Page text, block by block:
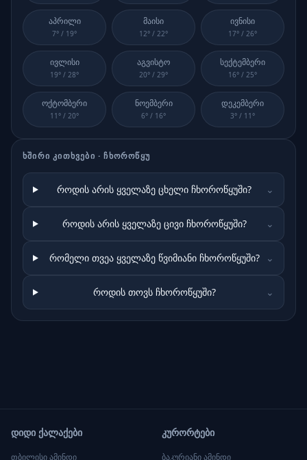
აპრილი
7° / 19°
მაისი
12° / 22°
ივნისი
17° / 26°
ივლისი
19° / 28°
აგვისტო
20° / 29°
სექტემბერი
16° / 25°
ოქტომბერი
11° / 20°
ნოემბერი
6° / 16°
დეკემბერი
3° / 11°
ᲮᲨᲘᲠᲘ ᲙᲘᲗᲮᲕᲔᲑᲘ ·ᲩᲮᲝᲠᲝᲬᲧᲣ
როდის არის ყველაზე ცხელი ჩხოროწყუში? ⌄
როდის არის ყველაზე ცივი ჩხოროწყუში? ⌄
რომელი თვეა ყველაზე წვიმიანი ჩხოროწყუში? ⌄
როდის თოვს ჩხოროწყუში? ⌄
დიდი ქალაქები
თბილისიამინდი
კურორტები
ბაკურიანიამინდი